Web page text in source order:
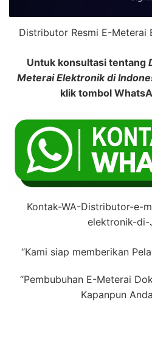
Distributor Resmi E-Meterai
Untuk konsultasi tentang
Meterai Elektronik di
klik tombol
Kontak-WA-Distributor-e-
elektronik-di-
“Kami siap memberikan
“Pembubuhan E-Meterai
Kapanpun